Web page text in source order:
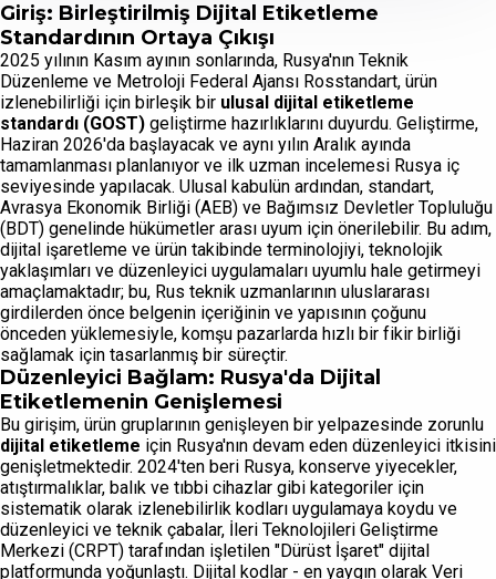
Giriş: Birleştirilmiş Dijital Etiketleme
Standardının Ortaya Çıkışı
2025 yılının Kasım ayının sonlarında, Rusya'nın Teknik
Düzenleme ve Metroloji Federal Ajansı Rosstandart, ürün
izlenebilirliği için birleşik bir ulusal dijital etiketleme
standardı (GOST) geliştirme hazırlıklarını duyurdu. Geliştirme,
Haziran 2026'da başlayacak ve aynı yılın Aralık ayında
tamamlanması planlanıyor ve ilk uzman incelemesi Rusya iç
seviyesinde yapılacak. Ulusal kabulün ardından, standart,
Avrasya Ekonomik Birliği (AEB) ve Bağımsız Devletler Topluluğu
(BDT) genelinde hükümetler arası uyum için önerilebilir. Bu adım,
dijital işaretleme ve ürün takibinde terminolojiyi, teknolojik
yaklaşımları ve düzenleyici uygulamaları uyumlu hale getirmeyi
amaçlamaktadır; bu, Rus teknik uzmanlarının uluslararası
girdilerden önce belgenin içeriğinin ve yapısının çoğunu
önceden yüklemesiyle, komşu pazarlarda hızlı bir fikir birliği
sağlamak için tasarlanmış bir süreçtir.
Düzenleyici Bağlam: Rusya'da Dijital
Etiketlemenin Genişlemesi
Bu girişim, ürün gruplarının genişleyen bir yelpazesinde zorunlu
dijital etiketleme için Rusya'nın devam eden düzenleyici itkisini
genişletmektedir. 2024'ten beri Rusya, konserve yiyecekler,
atıştırmalıklar, balık ve tıbbi cihazlar gibi kategoriler için
sistematik olarak izlenebilirlik kodları uygulamaya koydu ve
düzenleyici ve teknik çabalar, İleri Teknolojileri Geliştirme
Merkezi (CRPT) tarafından işletilen "Dürüst İşaret" dijital
platformunda yoğunlaştı. Dijital kodlar - en yaygın olarak Veri